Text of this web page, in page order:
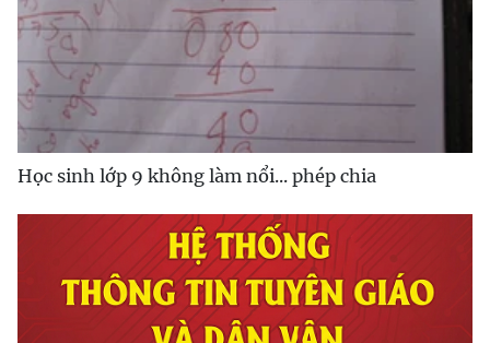
Học sinh lớp 9 không làm nổi... phép chia